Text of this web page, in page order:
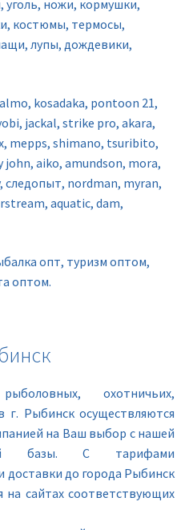
ножи, кормушки,
костюмы, термосы,
лупы, дождевики,
kosadaka, pontoon 21,
jackal, strike pro, akara,
mepps, shimano, tsuribito,
john, aiko, amundson, mora,
следопыт, nordman, myran,
aquatic, dam,
опт, туризм оптом,
оптом.
охотничьих,
г. Рыбинск осуществляются
на Ваш выбор с нашей
базы. С тарифами
доставки до города Рыбинск
сайтах соответствующих